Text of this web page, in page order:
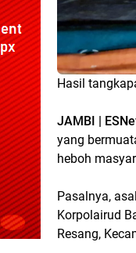
Hasil
JAMBI |
yang
heboh
Pasalnya,
Korpolairud
Resang,